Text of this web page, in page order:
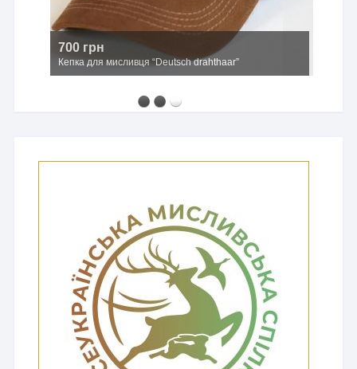
700 грн
Кепка для мисливця “Deutsch drahthaar”